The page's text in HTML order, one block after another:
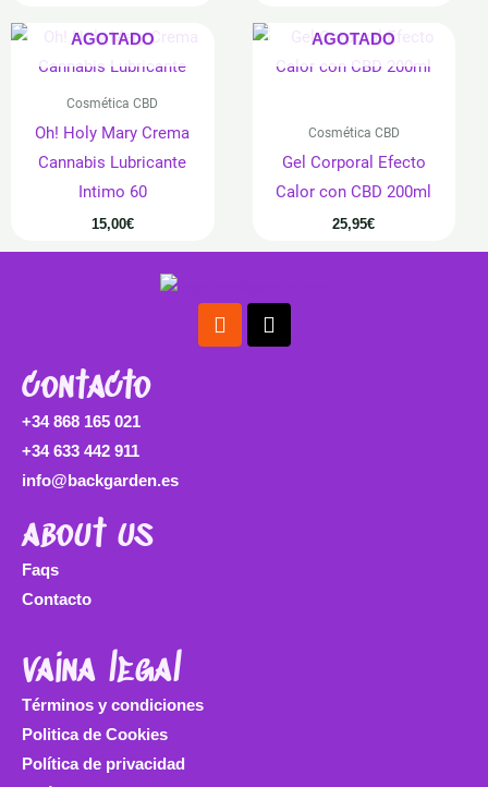
AGOTADO
Cosmética CBD
Oh! Holy Mary Crema
Cannabis Lubricante
Intimo 60
15,00€
AGOTADO
Cosmética CBD
Gel Corporal Efecto
Calor con CBD 200ml
25,95€
Instagram
Tiktok
contacto
+34 868 165 021
+34 633 442 911
info@backgarden.es
about us
Faqs
Contacto
vaina legal
Términos y condiciones
Politica de Cookies
Política de privacidad